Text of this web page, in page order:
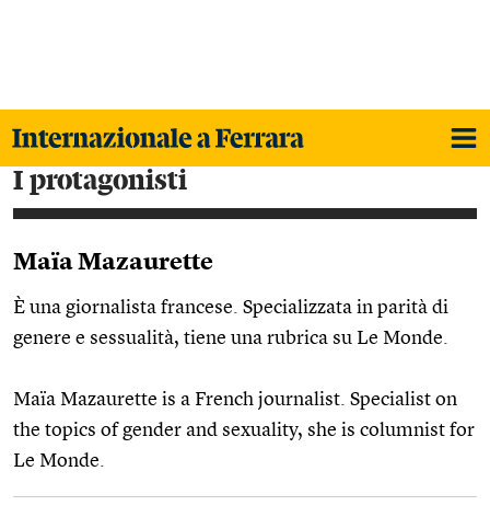
i protagonisti
Maïa Mazaurette
È una giornalista francese. Specializzata in parità di
genere e sessualità, tiene una rubrica su Le Monde.
Maïa Mazaurette is a French journalist. Specialist on
the topics of gender and sexuality, she is columnist for
Le Monde.